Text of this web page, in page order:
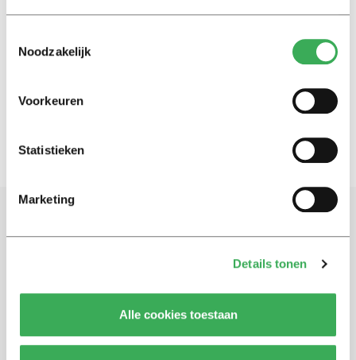
Noodzakelijk
Voorkeuren
Statistieken
Marketing
Details tonen
Alle cookies toestaan
Exams in tents: “Cold and a lot
Blijf op de hoogte. Meld je aan voor de nieuwsbrief van
Aanmelden